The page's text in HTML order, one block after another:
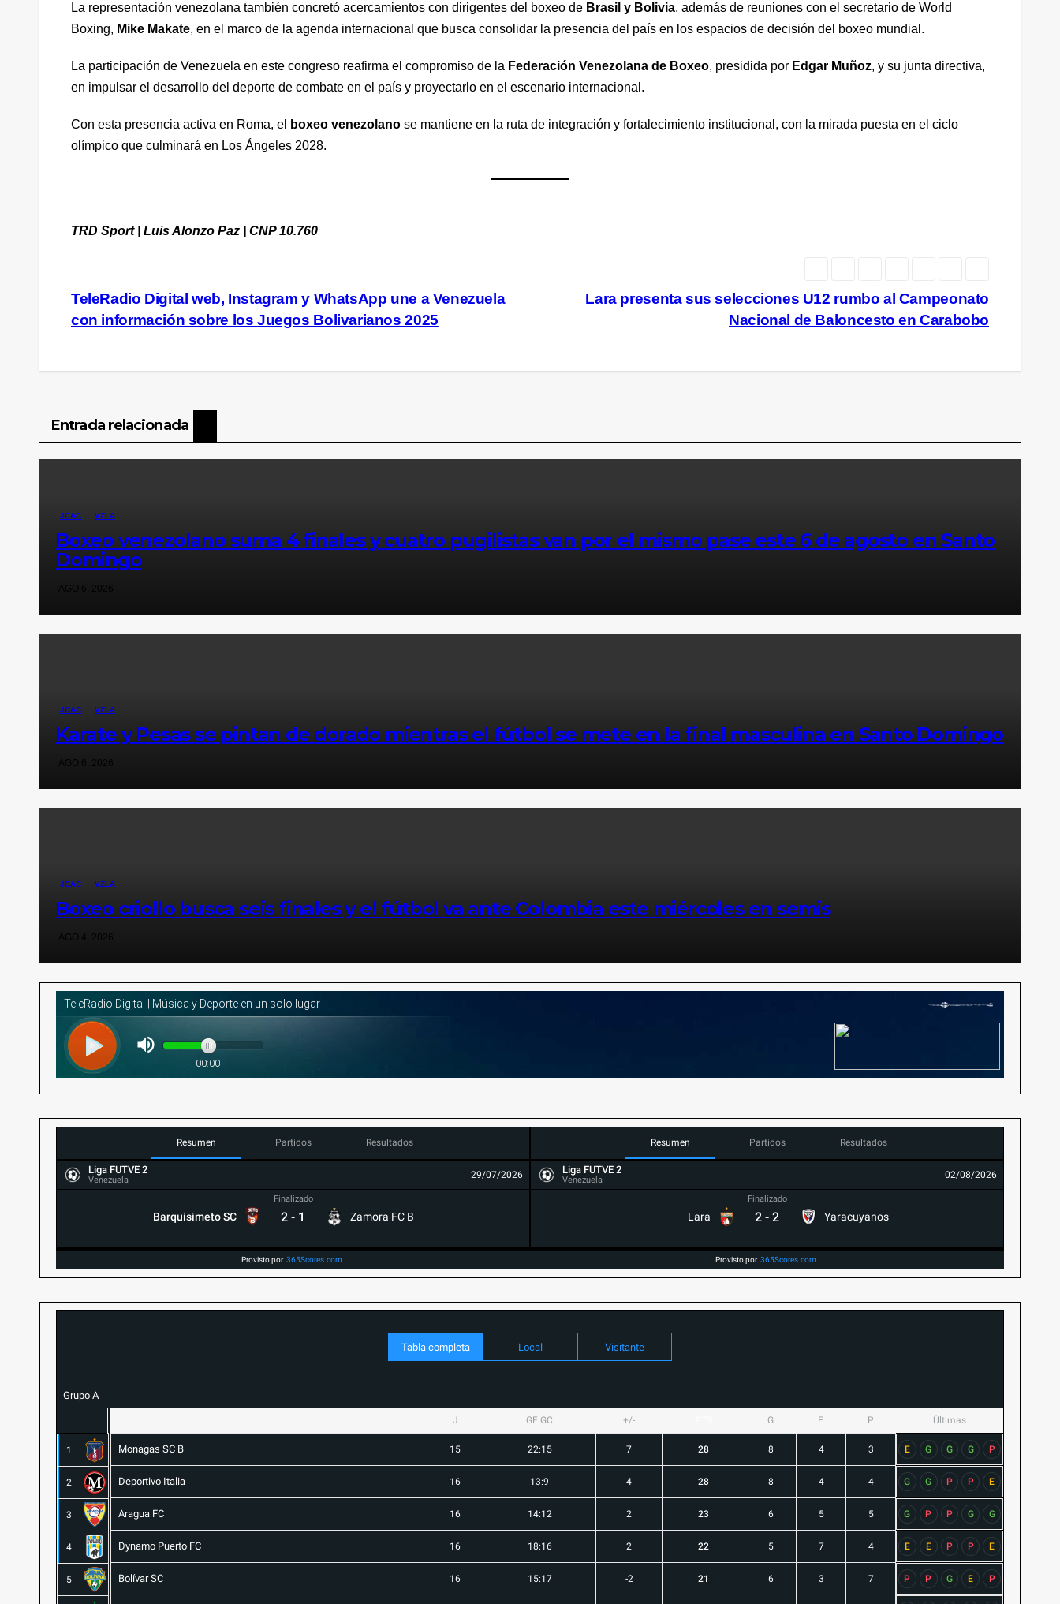
La representación venezolana también concretó acercamientos con dirigentes del boxeo de Brasil y Bolivia, además de reuniones con el secretario de World
Boxing, Mike Makate, en el marco de la agenda internacional que busca consolidar la presencia del país en los espacios de decisión del boxeo mundial.
La participación de Venezuela en este congreso reafirma el compromiso de la Federación Venezolana de Boxeo, presidida por Edgar Muñoz, y su junta directiva,
en impulsar el desarrollo del deporte de combate en el país y proyectarlo en el escenario internacional.
Con esta presencia activa en Roma, el boxeo venezolano se mantiene en la ruta de integración y fortalecimiento institucional, con la mirada puesta en el ciclo
olímpico que culminará en Los Ángeles 2028.
TRD Sport | Luis Alonzo Paz | CNP 10.760
Navegación
de
entradas
Lara presenta sus selecciones U12 rumbo al Campeonato
Nacional de Baloncesto en Carabobo
TeleRadio Digital web, Instagram y WhatsApp une a Venezuela
con información sobre los Juegos Bolivarianos 2025
Entrada relacionada
JCAC VZLA
Boxeo venezolano suma 4 finales y cuatro pugilistas van por el mismo pase este 6 de agosto en Santo
Domingo
JCAC VZLA
Karate y Pesas se pintan de dorado mientras el fútbol se mete en la final masculina en Santo Domingo
AGO 6, 2026
JCAC VZLA
Boxeo criollo busca seis finales y el fútbol va ante Colombia este miércoles en semis
AGO 4, 2026
Resumen Partidos Resultados
Liga FUTVE 2
Venezuela 29/07/2026
Barquisimeto SC
Finalizado
2 - 1 Zamora FC B
Provisto por 365Scores.com
Resumen Partidos Resultados
Liga FUTVE 2
Venezuela 02/08/2026
Lara
Finalizado
2 - 2 Yaracuyanos
Provisto por 365Scores.com
Tabla completa Local Visitante
Grupo A
J GF:GC +/- G E P Últimas
1 Monagas SC B 15 22:15 7 28 8 4 3 E G G G P
2 Deportivo Italia 16 13:9 4 28 8 4 4 G G P P E
3 Aragua FC 16 14:12 2 23 6 5 5 G P P G G
4 Dynamo Puerto FC 16 18:16 2 22 5 7 4 E E P P E
5 Bolívar SC 16 15:17 -2 21 6 3 7 P P G E P